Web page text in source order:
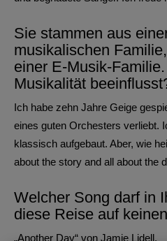
Sie stammen aus
musikalischen
einer E-Musik-
Musikalität
Ich habe zehn Jahre Geige
eines guten Orchesters verliebt.
klassisch aufgebaut. Aber, wie
about the story and all about the
Welcher Song darf in
diese Reise auf
„Another Day“ von Jamie Lidell.